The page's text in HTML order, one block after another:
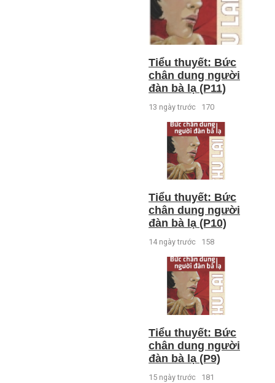
Tiểu thuyết: Bức
chân dung người
đàn bà lạ (P11)
13 ngày trước 170
Tiểu thuyết: Bức
chân dung người
đàn bà lạ (P10)
14 ngày trước 158
Tiểu thuyết: Bức
chân dung người
đàn bà lạ (P9)
15 ngày trước 181